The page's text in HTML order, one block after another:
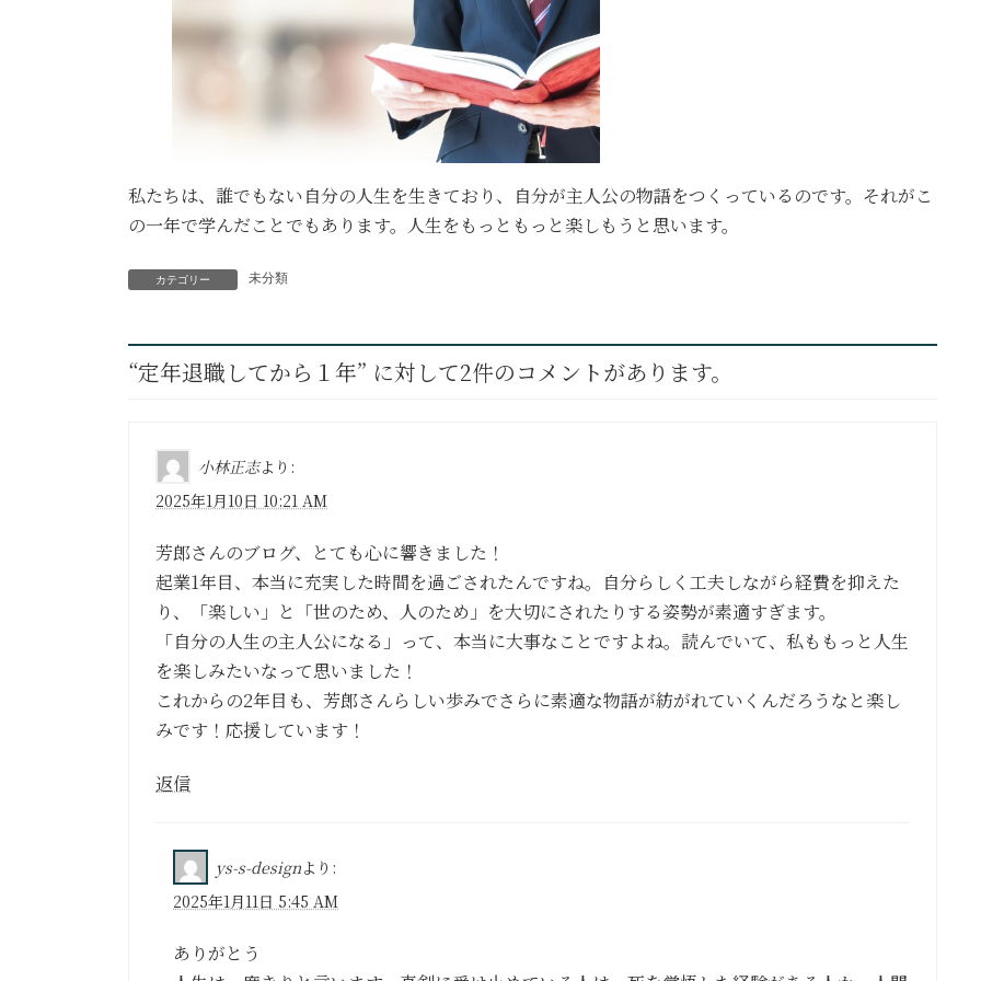
私たちは、誰でもない自分の人生を生きており、自分が主人公の物語をつくっているのです。それがこ
の一年で学んだことでもあります。人生をもっともっと楽しもうと思います。
カテゴリー 未分類
“定年退職してから１年” に対して2件のコメントがあります。
小林正志より:
2025年1月10日 10:21 AM
芳郎さんのブログ、とても心に響きました！
起業1年目、本当に充実した時間を過ごされたんですね。自分らしく工夫しながら経費を抑えた
り、「楽しい」と「世のため、人のため」を大切にされたりする姿勢が素適すぎます。
「自分の人生の主人公になる」って、本当に大事なことですよね。読んでいて、私ももっと人生
を楽しみたいなって思いました！
これからの2年目も、芳郎さんらしい歩みでさらに素適な物語が紡がれていくんだろうなと楽し
みです！応援しています！
返信
ys-s-designより:
2025年1月11日 5:45 AM
ありがとう